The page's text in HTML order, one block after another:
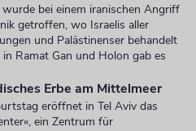
wurde bei einem iranischen Angriff
getroffen, wo Israelis aller
und Palästinenser behandelt
Ramat Gan und Holon gab es
Erbe am Mittelmeer
eröffnet in Tel Aviv das
ein Zentrum für